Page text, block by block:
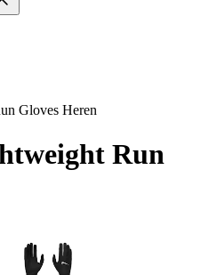
Gloves Heren
Run